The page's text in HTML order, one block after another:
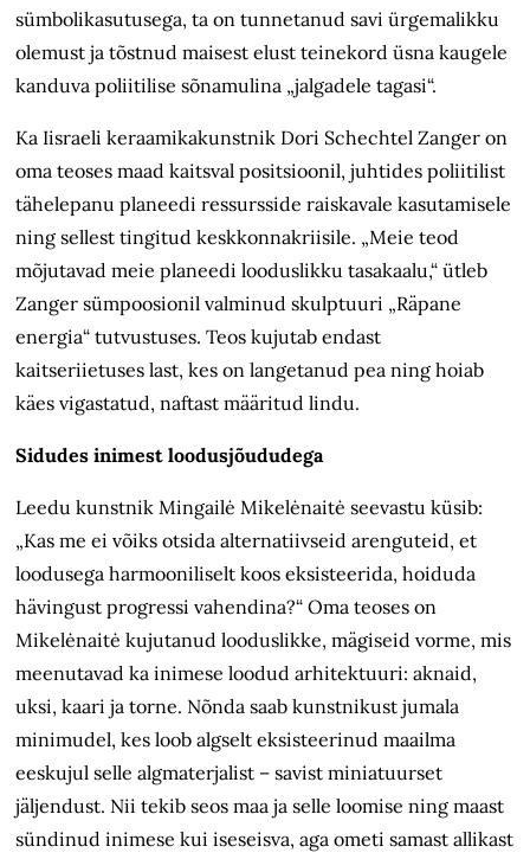
sümbolikasutusega, ta on tunnetanud savi ürgemalikku
olemust ja tõstnud maisest elust teinekord üsna kaugele
kanduva poliitilise sõnamulina „jalgadele tagasi“.
Ka Iisraeli keraamikakunstnik Dori Schechtel Zanger on
oma teoses maad kaitsval positsioonil, juhtides poliitilist
tähelepanu planeedi ressursside raiskavale kasutamisele
ning sellest tingitud keskkonnakriisile. „Meie teod
mõjutavad meie planeedi looduslikku tasakaalu,“ ütleb
Zanger sümpoosionil valminud skulptuuri „Räpane
energia“ tutvustuses. Teos kujutab endast
kaitseriietuses last, kes on langetanud pea ning hoiab
käes vigastatud, naftast määritud lindu.
Sidudes inimest loodusjõududega
Leedu kunstnik Mingailė Mikelėnaitė seevastu küsib:
„Kas me ei võiks otsida alternatiivseid arenguteid, et
loodusega harmooniliselt koos eksisteerida, hoiduda
hävingust progressi vahendina?“ Oma teoses on
Mikelėnaitė kujutanud looduslikke, mägiseid vorme, mis
meenutavad ka inimese loodud arhitektuuri: aknaid,
uksi, kaari ja torne. Nõnda saab kunstnikust jumala
minimudel, kes loob algselt eksisteerinud maailma
eeskujul selle algmaterjalist – savist miniatuurset
jäljendust. Nii tekib seos maa ja selle loomise ning maast
sündinud inimese kui iseseisva, aga ometi samast allikast